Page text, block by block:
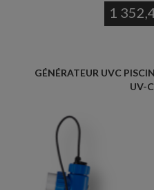
1
GÉNÉRATEUR UVC
UV-